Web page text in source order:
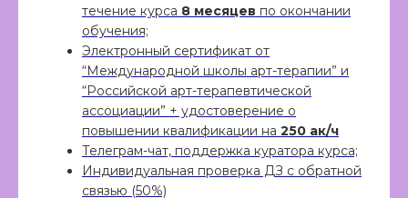
течение курса 8 месяцев по окончании
обучения;
Электронный сертификат от
“Международной школы арт-терапии” и
“Российской арт-терапевтической
ассоциации” + удостоверение о
повышении квалификации на 250 ак/ч
Телеграм-чат, поддержка куратора курса;
Индивидуальная проверка ДЗ с обратной
связью (50%)